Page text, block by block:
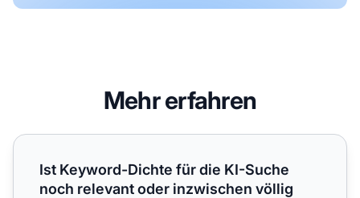
Mehr erfahren
Ist Keyword-Dichte für die KI-Suche noch relevant oder
Ist Keyword-Dichte für die KI-Suche
noch relevant oder inzwischen völlig